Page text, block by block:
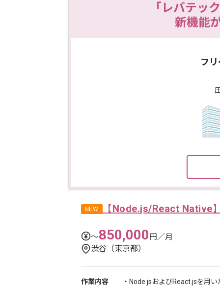
「レバテッ
新機能
フ
NEW 【Node.js/React Native
〜850,000円／月
渋谷（東京都）
作業内容 ・Node.jsおよびReact.jsを用